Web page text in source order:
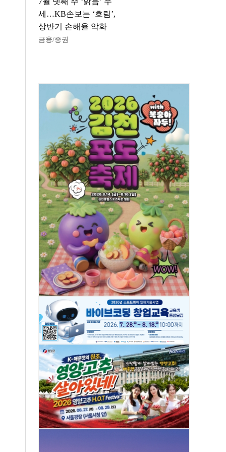
세…KB손보는 ‘흐림’,
상반기 손해율 악화
금융/증권